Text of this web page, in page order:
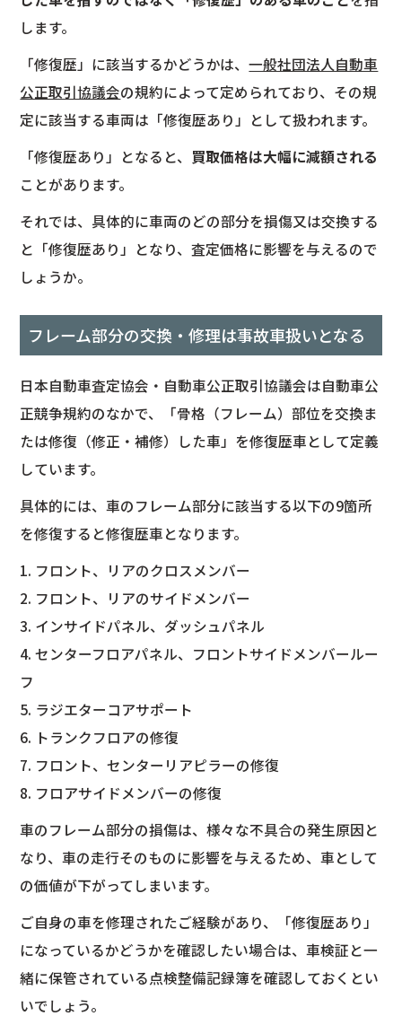
します。
「修復歴」に該当するかどうかは、一般社団法人自動車
公正取引協議会の規約によって定められており、その規
定に該当する車両は「修復歴あり」として扱われます。
「修復歴あり」となると、 買取価格は大幅に減額される
ことがあります。
それでは、具体的に車両のどの部分を損傷又は交換する
と「修復歴あり」となり、査定価格に影響を与えるので
しょうか。
フレーム部分の交換・修理は事故車扱いとなる
日本自動車査定協会・自動車公正取引協議会は自動車公
正競争規約のなかで、「骨格（フレーム）部位を交換ま
たは修復（修正・補修）した車」を修復歴車として定義
しています。
具体的には、車のフレーム部分に該当する以下の9箇所
を修復すると修復歴車となります。
1. フロント、リアのクロスメンバー
2. フロント、リアのサイドメンバー
3. インサイドパネル、ダッシュパネル
4. センターフロアパネル、フロントサイドメンバールー
フ
5. ラジエターコアサポート
6. トランクフロアの修復
7. フロント、センターリアピラーの修復
8. フロアサイドメンバーの修復
車のフレーム部分の損傷は、様々な不具合の発生原因と
なり、車の走行そのものに影響を与えるため、車として
の価値が下がってしまいます。
ご自身の車を修理されたご経験があり、「修復歴あり」
になっているかどうかを確認したい場合は、車検証と一
緒に保管されている点検整備記録簿を確認しておくとい
いでしょう。